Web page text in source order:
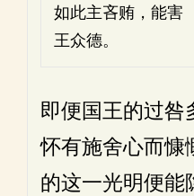
如此主吝贿，能害
王众德。
即便国王的过咎
怀有施舍心而慷
的这一光明便能